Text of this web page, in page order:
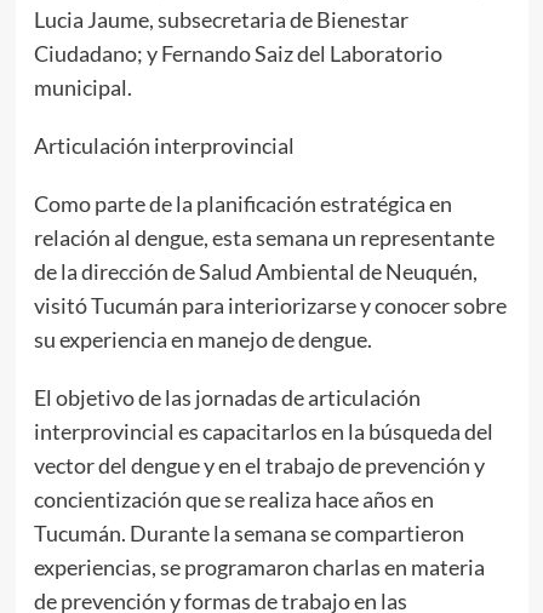
Lucia Jaume, subsecretaria de Bienestar
Ciudadano; y Fernando Saiz del Laboratorio
municipal.
Articulación interprovincial
Como parte de la planificación estratégica en
relación al dengue, esta semana un representante
de la dirección de Salud Ambiental de Neuquén,
visitó Tucumán para interiorizarse y conocer sobre
su experiencia en manejo de dengue.
El objetivo de las jornadas de articulación
interprovincial es capacitarlos en la búsqueda del
vector del dengue y en el trabajo de prevención y
concientización que se realiza hace años en
Tucumán. Durante la semana se compartieron
experiencias, se programaron charlas en materia
de prevención y formas de trabajo en las